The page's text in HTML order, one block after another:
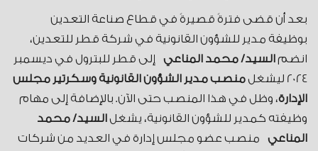
بعد أن قضى فترةً قصيرةً في قطاع صناعة التعدين
بوظيفة مدير للشؤون القانونية في شركة قطر للتعدين،
انضمالسيد/ محمد المناعي إلى قطر للبترول في ديسمبر
2024 ليشغل
منصبمدير الشؤون القانونيةوسكرتير مجلس
الإدارة، وظل في هذا المنصب حتى الآن. بالإضافة إلى مهام
وظيفته كمدير للشؤون القانونية، يشغلالسيد/ محمد
المناعي منصب عضو مجلس إدارة في العديد من شركات